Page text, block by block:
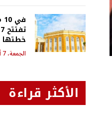
خطتها
الجمعة، 7 أغسطس 2026 - 9:09 ص
الأكثر قراءة